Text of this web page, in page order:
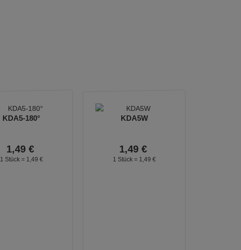
KDA5-180°
1,49 €
1 Stück = 1, 49 €
KDA5W
1,49 €
1 Stück = 1, 49 €